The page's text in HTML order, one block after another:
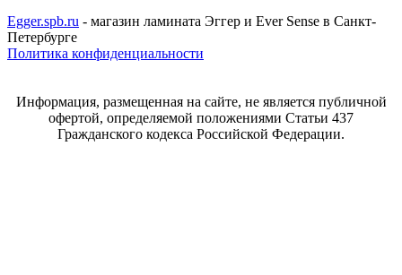
Egger.spb.ru - магазин ламината Эггер и Ever Sense в Санкт-
Петербурге
Политика конфиденциальности
Информация, размещенная на сайте, не является публичной
офертой, определяемой положениями Статьи 437
Гражданского кодекса Российской Федерации.